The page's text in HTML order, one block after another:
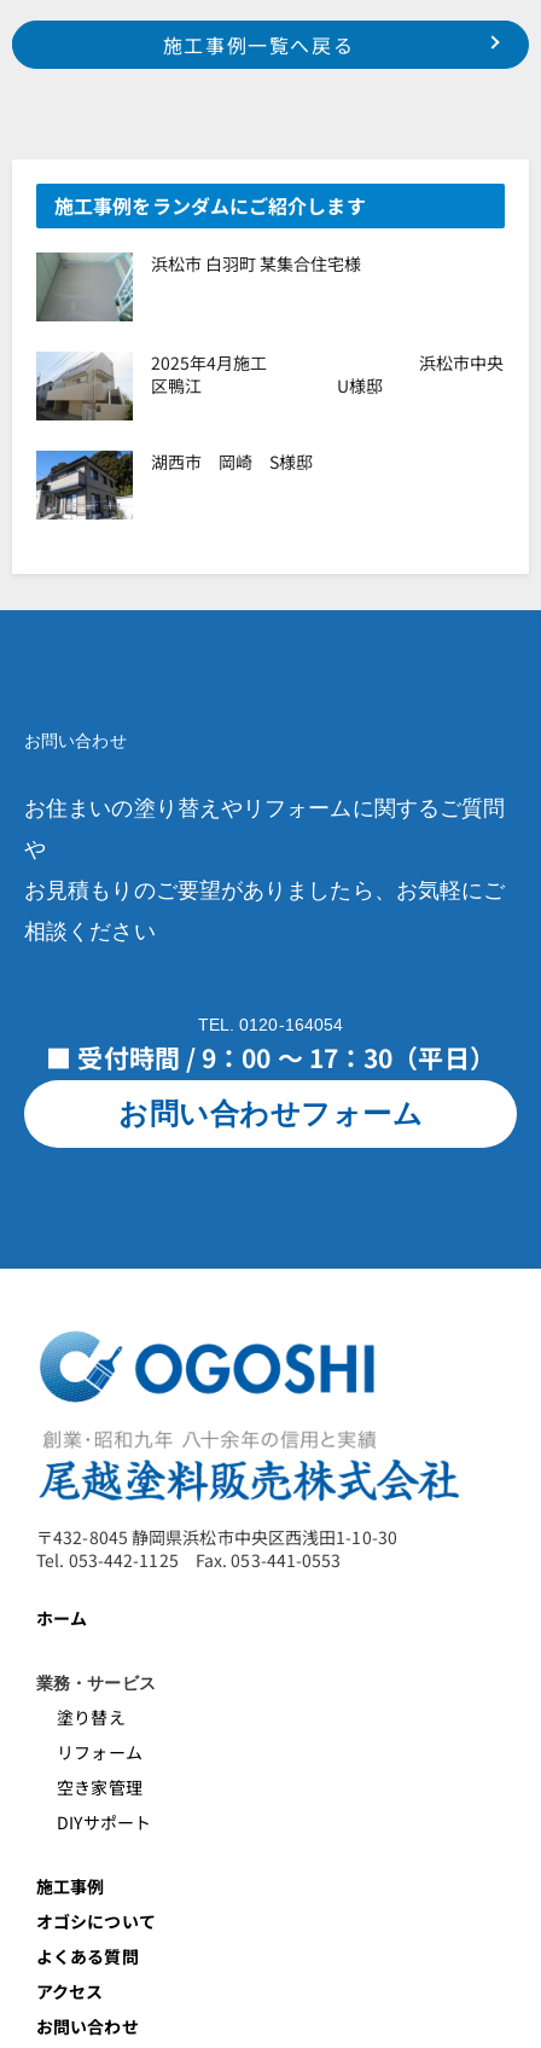
Prev
浜松市 浜北区 本沢合 T様邸施工事例一覧へ戻る
施工事例をランダムにご紹介します
浜松市 白羽町 某集合住宅様
2025年4月施工 浜松市中央
区鴨江 U様邸
湖西市 岡崎 S様邸
お問い合わせ
お住まいの塗り替えやリフォームに関するご質問
や
お見積もりのご要望がありましたら、お気軽にご
相談ください
TEL. 0120-164054
■ 受付時間 / 9：00 ～ 17：30（平日）
お問い合わせフォーム
〒432-8045 静岡県浜松市中央区西浅田1-10-30
Tel. 053-442-1125 Fax. 053-441-0553
ホーム
業務・サービス
塗り替え
リフォーム
空き家管理
DIYサポート
施工事例
オゴシについて
よくある質問
アクセス
お問い合わせ